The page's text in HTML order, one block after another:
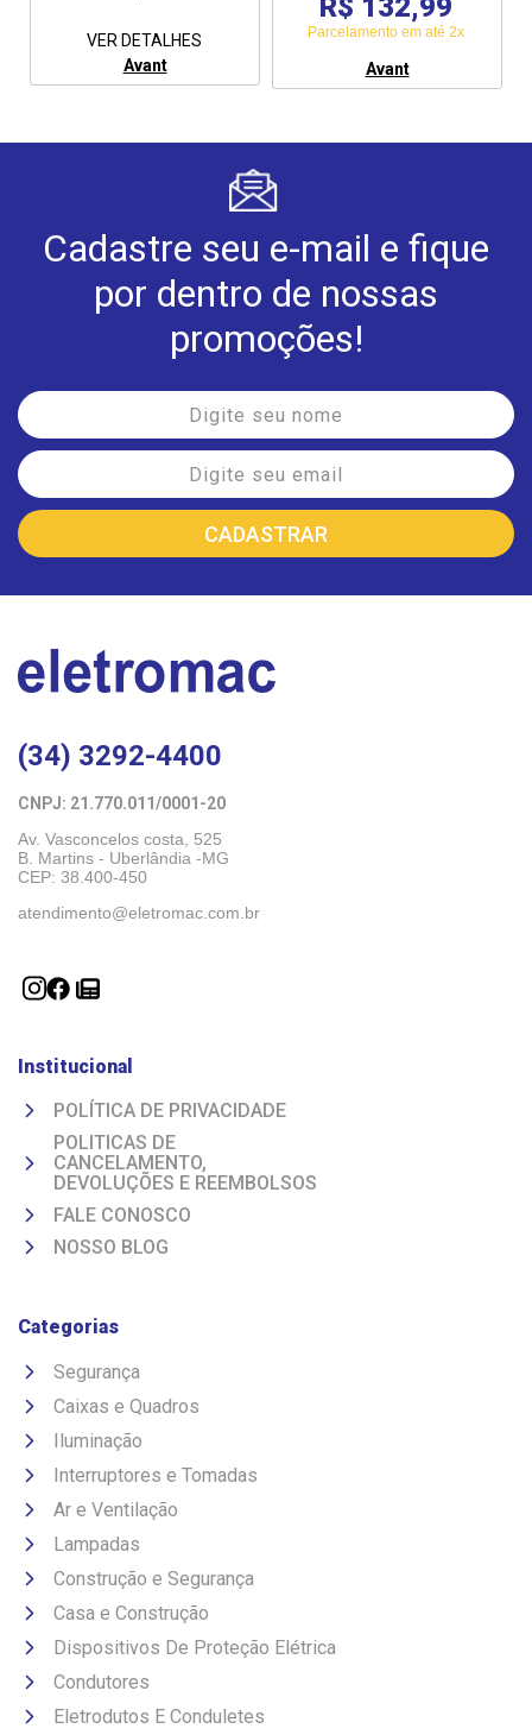
VER DETALHES
Avant
R$ 132,99
Parcelamento em até 2x
Avant
Cadastre seu e-mail e fique
por dentro de nossas
promoções!
(34) 3292-4400
CNPJ: 21.770.011/0001-20
Av. Vasconcelos costa, 525
B. Martins - Uberlândia -MG
CEP: 38.400-450
atendimento@eletromac.com.br
Institucional
POLÍTICA DE PRIVACIDADE
POLITICAS DE
CANCELAMENTO,
DEVOLUÇÕES E REEMBOLSOS
FALE CONOSCO
NOSSO BLOG
Categorias
Segurança
Caixas e Quadros
Iluminação
Interruptores e Tomadas
Ar e Ventilação
Lampadas
Construção e Segurança
Casa e Construção
Dispositivos De Proteção Elétrica
Condutores
Eletrodutos E Conduletes